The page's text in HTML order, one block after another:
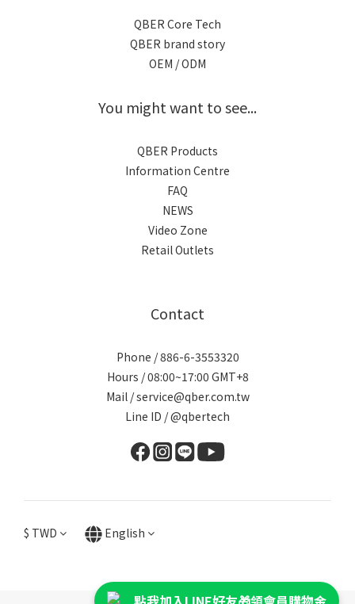
QBER Core Tech
QBER brand story
OEM / ODM
You might want to see...
QBER Products
Information Centre
FAQ
NEWS
Video Zone
Retail Outlets
Contact
Phone / 886-6-3553320
Hours / 08:00~17:00 GMT+8
Mail / service@qber.com.tw
Line ID /@qbertech
$ TWD English